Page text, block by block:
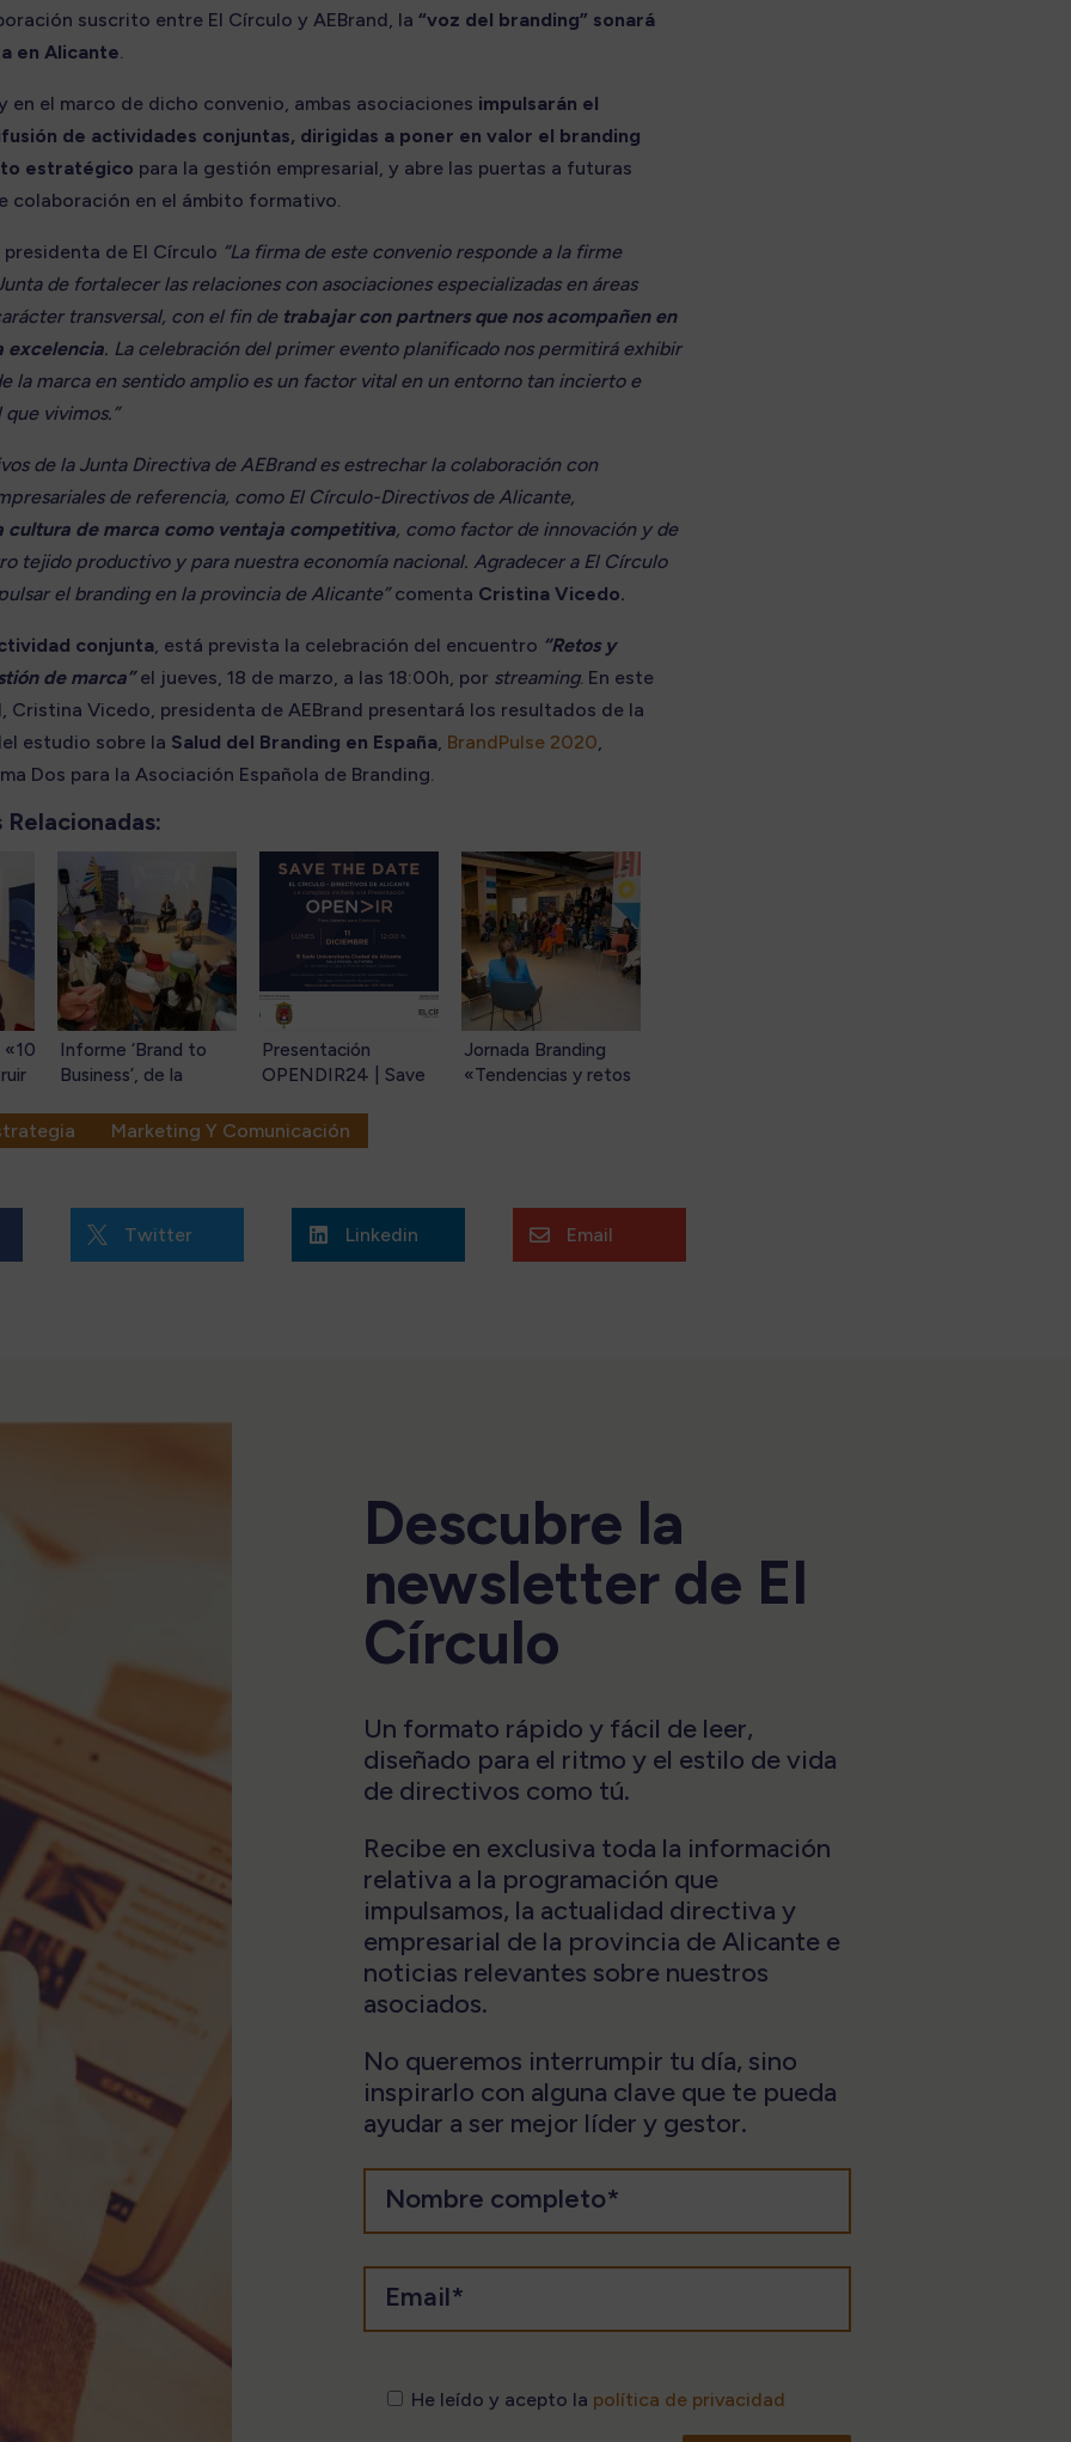
suscrito entre El Círculo y AEBrand, la “voz del branding” sonará
en Alicante.
en el marco de dicho convenio, ambas asociaciones impulsarán el
de actividades conjuntas, dirigidas a poner en valor el branding
estratégico para la gestión empresarial, y abre las puertas a futuras
colaboración en el ámbito formativo.
presidenta de El Círculo “La firma de este convenio responde a la firme
de fortalecer las relaciones con asociaciones especializadas en áreas
transversal, con el fin de trabajar con partners que nos acompañen en
excelencia. La celebración del primer evento planificado nos permitirá exhibir
la marca en sentido amplio es un factor vital en un entorno tan incierto e
vivimos.”
de la Junta Directiva de AEBrand es estrechar la colaboración con
de referencia, como El Círculo-Directivos de Alicante,
cultura de marca como ventaja competitiva, como factor de innovación y de
tejido productivo y para nuestra economía nacional. Agradecer a El Círculo
el branding en la provincia de Alicante”comenta Cristina Vicedo.
conjunta, está prevista la celebración del encuentro “Retos y
de marca”el jueves, 18 de marzo, a las 18:00h, por streaming. En este
Cristina Vicedo, presidenta de AEBrand presentará los resultados de la
estudio sobre la Salud del Branding en España, BrandPulse 2020,
Dos para la Asociación Española de Branding.
«10
Informe ‘Brand to
Business’, de la
Behind. Construir una
marca B2B: el 73% de
manos de millennials.
Presentación
OPENDIR24 | Save
diciembre a las
12:00h, en la Sede
Ramón y Cajal, 4)
Jornada Branding
«Tendencias y retos
rentabilidad en las
organizaciones
Marketing Y Comunicación
 Twitter  Linkedin  Email
Descubre la
newsletter de El
Círculo
Un formato rápido y fácil de leer,
diseñado para el ritmo y el estilo de vida
de directivos como tú.
Recibe en exclusiva toda la información
relativa a la programación que
impulsamos, la actualidad directiva y
empresarial de la provincia de Alicante e
noticias relevantes sobre nuestros
asociados.
No queremos interrumpir tu día, sino
inspirarlo con alguna clave que te pueda
ayudar a ser mejor líder y gestor.
He leído y acepto la política de privacidad